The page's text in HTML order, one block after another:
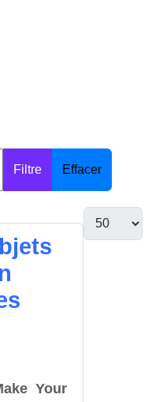
Filtre Effacer
Your